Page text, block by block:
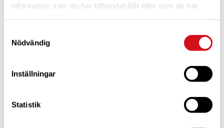
information som du har tillhandahållit eller som de har
Nödvändig
Inställningar
Statistik
Bli medlem idag.